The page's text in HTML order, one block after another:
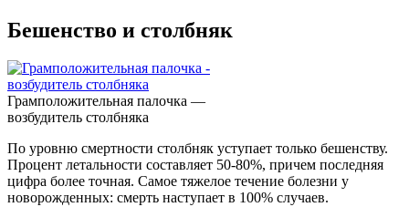
Бешенство и столбняк
Грамположительная палочка —
возбудитель столбняка
По уровню смертности столбняк уступает только бешенству.
Процент летальности составляет 50-80%, причем последняя
цифра более точная. Самое тяжелое течение болезни у
новорожденных: смерть наступает в 100% случаев.